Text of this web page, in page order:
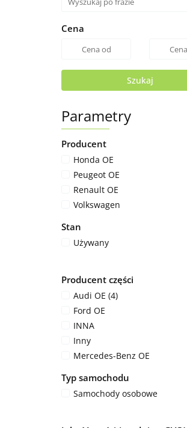
Cena
Szukaj
Parametry
Producent
Honda OE
Peugeot OE
Renault OE
Volkswagen
Stan
Używany
Producent części
Audi OE (4)
Ford OE
INNA
Inny
Mercedes-Benz OE
Typ samochodu
Samochody osobowe